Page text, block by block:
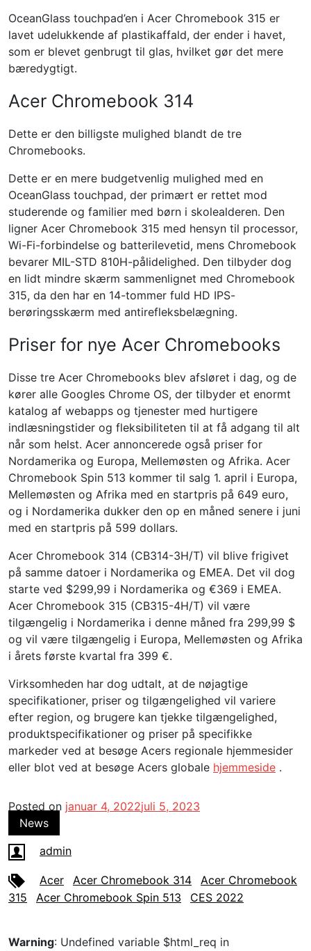
OceanGlass touchpad’en i Acer Chromebook 315 er
lavet udelukkende af plastikaffald, der ender i havet,
som er blevet genbrugt til glas, hvilket gør det mere
bæredygtigt.
Acer Chromebook 314
Dette er den billigste mulighed blandt de tre
Chromebooks.
Dette er en mere budgetvenlig mulighed med en
OceanGlass touchpad, der primært er rettet mod
studerende og familier med børn i skolealderen. Den
ligner Acer Chromebook 315 med hensyn til processor,
Wi-Fi-forbindelse og batterilevetid, mens Chromebook
bevarer MIL-STD 810H-pålidelighed. Den tilbyder dog
en lidt mindre skærm sammenlignet med Chromebook
315, da den har en 14-tommer fuld HD IPS-
berøringsskærm med antirefleksbelægning.
Priser for nye Acer Chromebooks
Disse tre Acer Chromebooks blev afsløret i dag, og de
kører alle Googles Chrome OS, der tilbyder et enormt
katalog af webapps og tjenester med hurtigere
indlæsningstider og fleksibiliteten til at få adgang til alt
når som helst. Acer annoncerede også priser for
Nordamerika og Europa, Mellemøsten og Afrika. Acer
Chromebook Spin 513 kommer til salg 1. april i Europa,
Mellemøsten og Afrika med en startpris på 649 euro,
og i Nordamerika dukker den op en måned senere i juni
med en startpris på 599 dollars.
Acer Chromebook 314 (CB314-3H/T) vil blive frigivet
på samme datoer i Nordamerika og EMEA. Det vil dog
starte ved $299,99 i Nordamerika og €369 i EMEA.
Acer Chromebook 315 (CB315-4H/T) vil være
tilgængelig i Nordamerika i denne måned fra 299,99 $
og vil være tilgængelig i Europa, Mellemøsten og Afrika
i årets første kvartal fra 399 €.
Virksomheden har dog udtalt, at de nøjagtige
specifikationer, priser og tilgængelighed vil variere
efter region, og brugere kan tjekke tilgængelighed,
produktspecifikationer og priser på specifikke
markeder ved at besøge Acers regionale hjemmesider
eller blot ved at besøge Acers globale hjemmeside .
Posted on januar 4, 2022juli 5, 2023
News
admin
Acer Acer Chromebook 314
Acer Chromebook
315
Acer Chromebook Spin 513 CES 2022
Warning: Undefined variable $html_req in